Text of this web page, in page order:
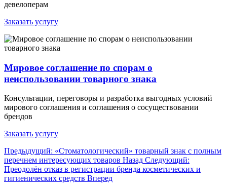
девелоперам
Заказать услугу
Мировое соглашение по спорам о
неиспользовании товарного знака
Консультации, переговоры и разработка выгодных условий
мирового соглашения и соглашения о сосуществовании
брендов
Заказать услугу
Предыдущий: «Стоматологический» товарный знак с полным
перечнем интересующих товаров Назад Следующий:
Преодолён отказ в регистрации бренда косметических и
гигиенических средств Вперед